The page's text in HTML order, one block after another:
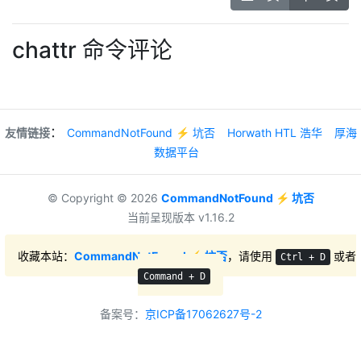
chattr 命令评论
友情链接： CommandNotFound ⚡️ 坑否 Horwath HTL 浩华
厚海
数据平台
© Copyright © 2026 CommandNotFound ⚡️ 坑否
当前呈现版本 v1.16.2
收藏本站： CommandNotFound ⚡️ 坑否，请使用 Ctrl + D 或者
Command + D
备案号： 京ICP备17062627号-2